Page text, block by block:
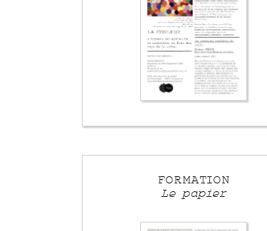
FORMATION
Le papier